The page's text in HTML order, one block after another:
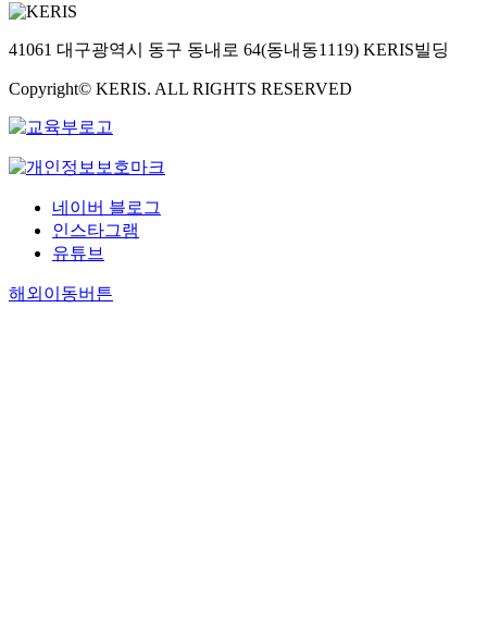
41061 대구광역시 동구 동내로 64(동내동1119) KERIS빌딩
Copyright© KERIS. ALL RIGHTS RESERVED
네이버 블로그
인스타그램
유튜브
해외이동버튼